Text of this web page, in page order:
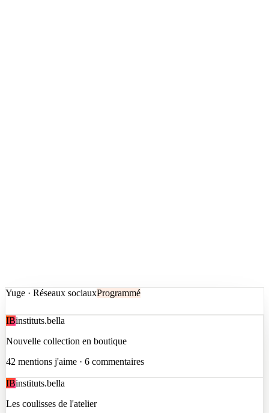
Yuge · Réseaux sociauxProgrammé
IBinstituts.bella
Nouvelle collection en boutique
42 mentions j'aime · 6 commentaires
IBinstituts.bella
Les coulisses de l'atelier